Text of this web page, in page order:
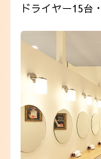
ドライヤー15台